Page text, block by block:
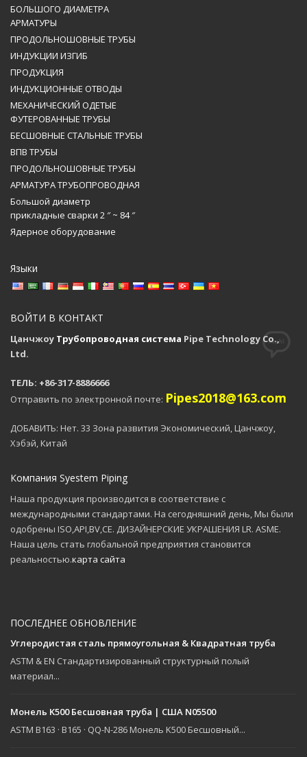
БОЛЬШОГО ДИАМЕТРА
АРМАТУРЫ
ПРОДОЛЬНОШОВНЫЕ ТРУБЫ
ИНДУКЦИИ ИЗГИБ
ПРОДУКЦИЯ
ИНДУКЦИОННЫЕ ОТВОДЫ
МЕХАНИЧЕСКИЙ ОДЕТЫЕ
ФУТЕРОВАННЫЕ ТРУБЫ
БЕСШОВНЫЕ СТАЛЬНЫЕ ТРУБЫ
ВПВ ТРУБЫ
ПРОДОЛЬНОШОВНЫЕ ТРУБЫ
АРМАТУРА ТРУБОПРОВОДНАЯ
Большой диаметр
прикладные сварки 2 ″ ~ 84 ″
Ядерное оборудование
Языки
ВОЙТИ В КОНТАКТ
Цанчжоу Трубопроводная система Pipe Technology Co.,
Ltd.
ТЕЛЬ: +86-317-8886666
Отправить по электронной почте: Pipes2018@163.com
ДОБАВИТЬ: Нет. 33 Зона развития Экономический, Цанчжоу,
Хэбэй, Китай
Компания Syestem Piping
Наша продукция производится в соответствие с
международными стандартами. На сегодняшний день, Мы были
одобрены ISO,API,BV,CE. ДИЗАЙНЕРСКИЕ УКРАШЕНИЯ LR. ASME.
Наша цель стать глобальной предприятия становится
реальностью.карта сайта
ПОСЛЕДНЕЕ ОБНОВЛЕНИЕ
Углеродистая сталь прямоугольная & Квадратная труба
ASTM & EN Стандартизированный структурный полый
материал...
Монель K500 Бесшовная труба | США N05500
ASTM B163 · B165 · QQ-N-286 Монель K500 Бесшовный...